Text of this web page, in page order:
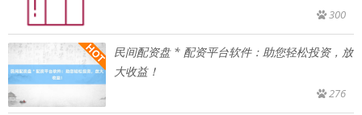
300
民间配资盘 * 配资平台软件：助您轻松投资，放
大收益！
276